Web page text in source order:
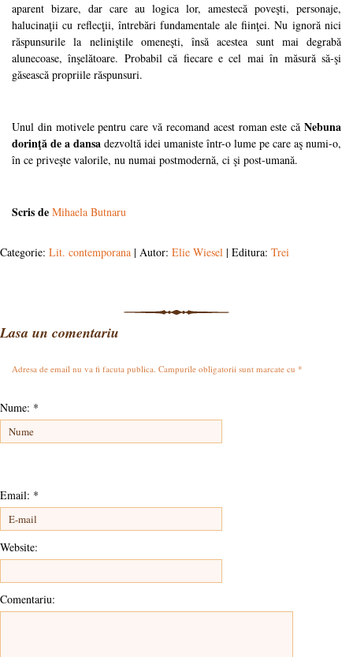
aparent bizare, dar care au logica lor, amestecă poveşti, personaje,
halucinaţii cu reflecţii, întrebări fundamentale ale fiinţei. Nu ignoră nici
răspunsurile la neliniştile omeneşti, însă acestea sunt mai degrabă
alunecoase, înşelătoare. Probabil că fiecare e cel mai în măsură să-şi
găsească propriile răspunsuri.
Unul din motivele pentru care vă recomand acest roman este că Nebuna
dorinţă de a dansa dezvoltă idei umaniste într-o lume pe care aş numi-o,
în ce priveşte valorile, nu numai postmodernă, ci şi post-umană.
Scris de Mihaela Butnaru
Categorie: Lit. contemporana | Autor: Elie Wiesel | Editura: Trei
Lasa un comentariu
Adresa de email nu va fi facuta publica. Campurile obligatorii sunt marcate cu *
Nume: *
Email: *
Website:
Comentariu: